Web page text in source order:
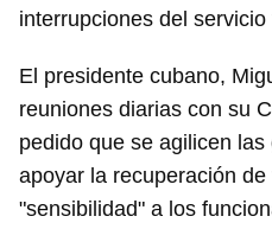
interrupciones del servicio
El presidente cubano,
reuniones diarias con su
pedido que se agilicen
apoyar la recuperación
"sensibilidad" a los